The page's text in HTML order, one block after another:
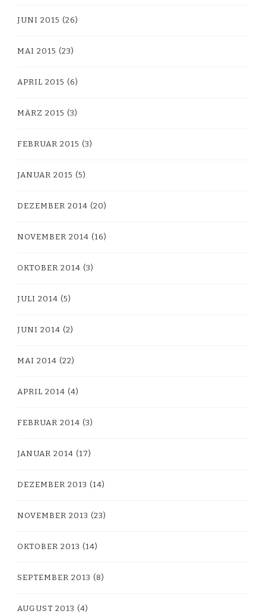
JUNI 2015 (26)
MAI 2015 (23)
APRIL 2015 (6)
MÄRZ 2015 (3)
FEBRUAR 2015 (3)
JANUAR 2015 (5)
DEZEMBER 2014 (20)
NOVEMBER 2014 (16)
OKTOBER 2014 (3)
JULI 2014 (5)
JUNI 2014 (2)
MAI 2014 (22)
APRIL 2014 (4)
FEBRUAR 2014 (3)
JANUAR 2014 (17)
DEZEMBER 2013 (14)
NOVEMBER 2013 (23)
OKTOBER 2013 (14)
SEPTEMBER 2013 (8)
AUGUST 2013 (4)